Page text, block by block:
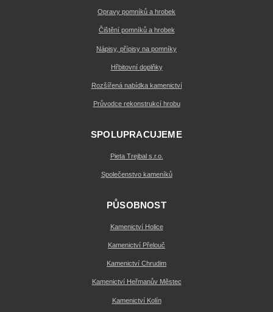
Opravy pomníků a hrobek
Čištění pomníků a hrobek
Nápisy, přípisy na pomníky
Hřbitovní doplňky
Rozšířená nabídka kamenictví
Průvodce rekonstrukcí hrobu
SPOLUPRACUJEME
Pieta Trejbal s.r.o.
Společenstvo kameníků
PŮSOBNOST
Kamenictví Holice
Kamenictví Přelouč
Kamenictví Chrudim
Kamenictví Heřmanův Městec
Kamenictví Kolín